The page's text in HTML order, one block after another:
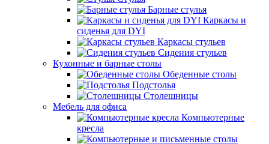
Барные стулья
Каркасы и
сиденья для DYI
Каркасы стульев
Сидения стульев
Кухонные и барные столы
Обеденные столы
Подстолья
Столешницы
Мебель для офиса
Компьютерные
кресла